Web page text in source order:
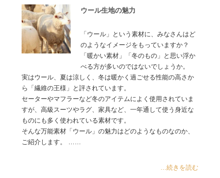
ウール生地の魅力
「ウール」という素材に、みなさんはど
のようなイメージをもっていますか？
「暖かい素材」「冬のもの」と思い浮か
べる方が多いのではないでしょうか。
実はウール、夏は涼しく、冬は暖かく過ごせる性能の高さか
ら「繊維の王様」と評されています。
セーターやマフラーなど冬のアイテムによく使用されていま
すが、高級スーツやラグ、家具など、一年通して使う身近な
ものにも多く使われている素材です。
そんな万能素材「ウール」の魅力はどのようなものなのか、
ご紹介します。 ……
...続きを読む